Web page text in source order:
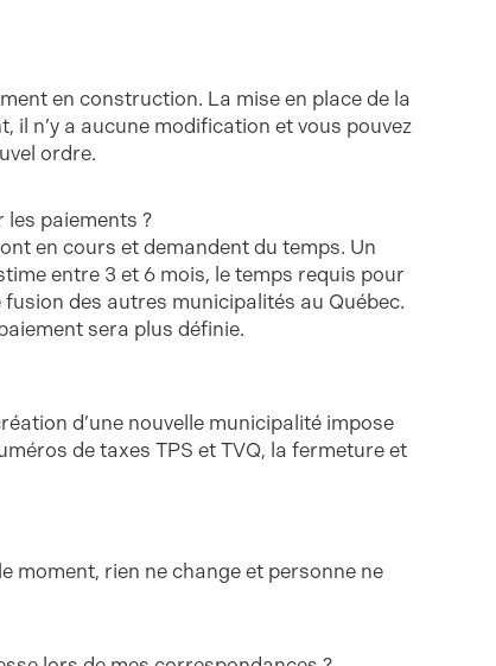
en construction. La mise en place de la
n’y a aucune modification et vous pouvez
ordre.
les paiements ?
en cours et demandent du temps. Un
entre 3 et 6 mois, le temps requis pour
des autres municipalités au Québec.
sera plus définie.
d’une nouvelle municipalité impose
de taxes TPS et TVQ, la fermeture et
moment, rien ne change et personne ne